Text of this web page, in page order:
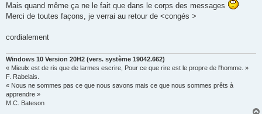
Mais quand même ça ne le fait que dans le corps des messages
Merci de toutes façons, je verrai au retour de <congés >
cordialement
Windows 10 Version 20H2 (vers. système 19042.662)
« Mieulx est de ris que de larmes escrire, Pour ce que rire est le propre de l'homme. »
F. Rabelais.
« Nous ne sommes pas ce que nous savons mais ce que nous sommes prêts à
apprendre »
M.C. Bateson